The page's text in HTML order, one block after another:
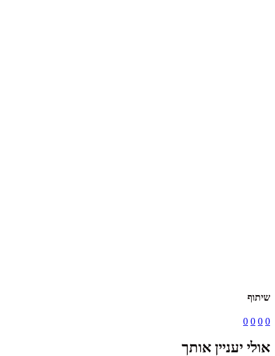
שיתוף
0
0
0
0
אולי יעניין אותך